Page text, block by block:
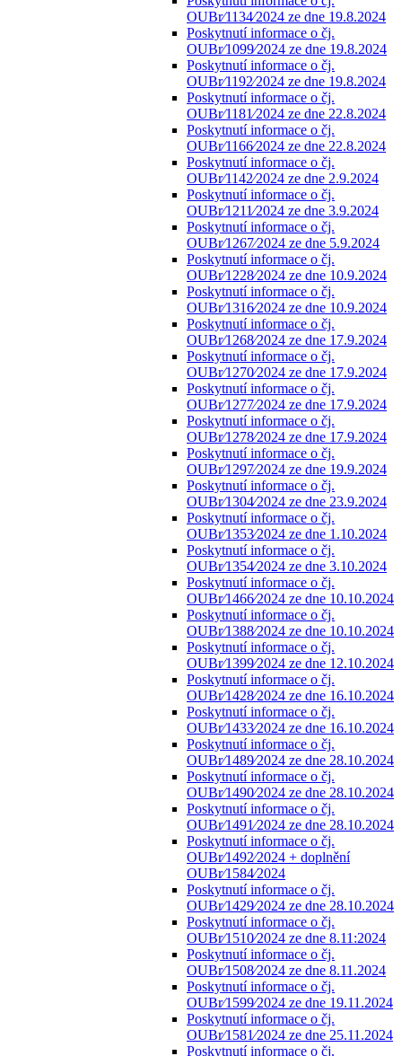
OUBr⁄1134⁄2024 ze dne 19.8.2024
Poskytnutí informace o čj.
OUBr⁄1099⁄2024 ze dne 19.8.2024
Poskytnutí informace o čj.
OUBr⁄1192⁄2024 ze dne 19.8.2024
Poskytnutí informace o čj.
OUBr⁄1181⁄2024 ze dne 22.8.2024
Poskytnutí informace o čj.
OUBr⁄1166⁄2024 ze dne 22.8.2024
Poskytnutí informace o čj.
OUBr⁄1142⁄2024 ze dne 2.9.2024
Poskytnutí informace o čj.
OUBr⁄1211⁄2024 ze dne 3.9.2024
Poskytnutí informace o čj.
OUBr⁄1267⁄2024 ze dne 5.9.2024
Poskytnutí informace o čj.
OUBr⁄1228⁄2024 ze dne 10.9.2024
Poskytnutí informace o čj.
OUBr⁄1316⁄2024 ze dne 10.9.2024
Poskytnutí informace o čj.
OUBr⁄1268⁄2024 ze dne 17.9.2024
Poskytnutí informace o čj.
OUBr⁄1270⁄2024 ze dne 17.9.2024
Poskytnutí informace o čj.
OUBr⁄1277⁄2024 ze dne 17.9.2024
Poskytnutí informace o čj.
OUBr⁄1278⁄2024 ze dne 17.9.2024
Poskytnutí informace o čj.
OUBr⁄1297⁄2024 ze dne 19.9.2024
Poskytnutí informace o čj.
OUBr⁄1304⁄2024 ze dne 23.9.2024
Poskytnutí informace o čj.
OUBr⁄1353⁄2024 ze dne 1.10.2024
Poskytnutí informace o čj.
OUBr⁄1354⁄2024 ze dne 3.10.2024
Poskytnutí informace o čj.
OUBr⁄1466⁄2024 ze dne 10.10.2024
Poskytnutí informace o čj.
OUBr⁄1388⁄2024 ze dne 10.10.2024
Poskytnutí informace o čj.
OUBr⁄1399⁄2024 ze dne 12.10.2024
Poskytnutí informace o čj.
OUBr⁄1428⁄2024 ze dne 16.10.2024
Poskytnutí informace o čj.
OUBr⁄1433⁄2024 ze dne 16.10.2024
Poskytnutí informace o čj.
OUBr⁄1489⁄2024 ze dne 28.10.2024
Poskytnutí informace o čj.
OUBr⁄1490⁄2024 ze dne 28.10.2024
Poskytnutí informace o čj.
OUBr⁄1491⁄2024 ze dne 28.10.2024
Poskytnutí informace o čj.
OUBr⁄1492⁄2024 + doplnění
OUBr⁄1584⁄2024
Poskytnutí informace o čj.
OUBr⁄1429⁄2024 ze dne 28.10.2024
Poskytnutí informace o čj.
OUBr⁄1510⁄2024 ze dne 8.11:2024
Poskytnutí informace o čj.
OUBr⁄1508⁄2024 ze dne 8.11.2024
Poskytnutí informace o čj.
OUBr⁄1599⁄2024 ze dne 19.11.2024
Poskytnutí informace o čj.
OUBr⁄1581⁄2024 ze dne 25.11.2024
Poskytnutí informace o čj.